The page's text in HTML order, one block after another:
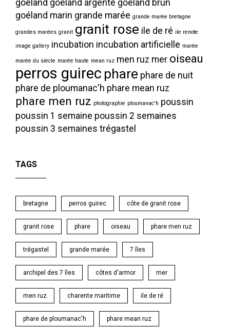
goéland goéland argenté goéland brun
goéland marin grande marée grande marée bretagne
grandes marées granit granit rose ile de ré ile renote
image gallery incubation incubation artificielle marée
marée du siècle marée haute mean ruz men ruz mer oiseau
perros guirec phare phare de nuit
phare de ploumanac'h phare mean ruz
phare men ruz photographie ploumanac'h poussin
poussin 1 semaine poussin 2 semaines
poussin 3 semaines trégastel
TAGS
bretagne perros guirec côte de granit rose
granit rose phare oiseau phare men ruz
trégastel grande marée 7 îles
archipel des 7 îles côtes d'armor mer
men ruz charente maritime ile de ré
phare de ploumanac'h phare mean ruz